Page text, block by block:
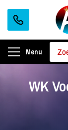
Menu
WK